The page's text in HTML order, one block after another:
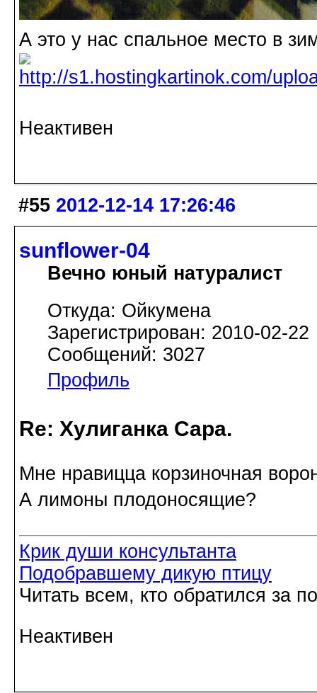
А это у нас спальное место в
Неактивен
#55 2012-12-14 17:26:46
sunflower-04
Вечно юный натуралист
Откуда: Ойкумена
Зарегистрирован: 2010-02-22
Сообщений: 3027
Профиль
Re: Хулиганка Сара.
Мне нравицца корзиночная
А лимоны плодоносящие?
Крик души консультанта
Подобравшему дикую птицу
Читать всем, кто обратился за
Неактивен